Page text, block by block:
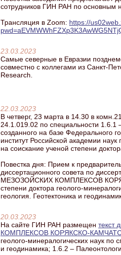
сотрудников ГИН РАН по основным
Трансляция в Zoom: https://
23.03.2023
Самые северные в Евразии
совместно с коллегами из Санкт-
Research.
22.03.2023
В четверг, 23 марта в 14.30 в
24.1.019.02 по специальности 1.6.1
созданного на базе Федерального
институт Российской академии
на соискание ученой степени
Повестка дня: Прием к
диссертационного совета по
МЕЗОЗОЙСКИХ КОМПЛЕКСОВ
степени доктора геолого-
геология. Геотектоника и
20.03.2023
На сайте ГИН РАН размещен текст
КОМПЛЕКСОВ КОРЯКСКО-
геолого-минералогических наук по
и геодинамика; 1.6.2 –